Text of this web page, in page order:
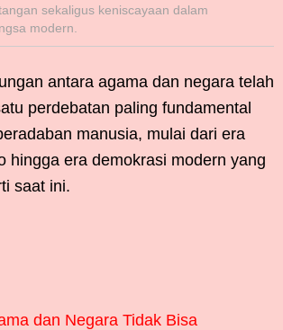
sekaligus keniscayaan dalam
modern.
antara agama dan negara telah
perdebatan paling fundamental
manusia, mulai dari era
hingga era demokrasi modern yang
saat ini.
dan Negara Tidak Bisa